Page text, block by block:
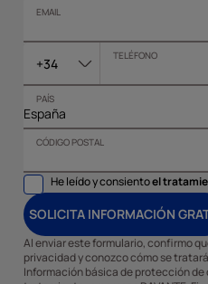
EMAIL
+34 TELÉFONO
PAÍS
CÓDIGO POSTAL
He leído y consientoel
SOLICITA INFORMACIÓN
Al enviar este formulario, confirmo
privacidad y conozco cómo se
Información básica de protección